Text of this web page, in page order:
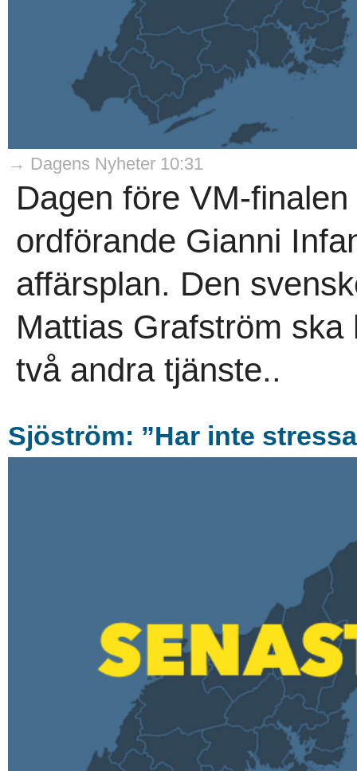
→ Dagens Nyheter 10:31
Dagen före VM-
ordförande Gianni
affärsplan. Den
Mattias Grafström
två andra tjänste..
Sjöström: ”Har inte